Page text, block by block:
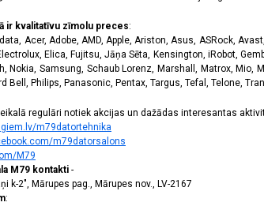
ir kvalitatīvu zīmolu preces:
Acer, Adobe, AMD, Apple, Ariston, Asus, ASRock,
Elica, Fujitsu, Jāņa Sēta, Kensington, iRobot,
Nokia, Samsung, Schaub Lorenz, Marshall, Matrox, Mio,
Bell, Philips, Panasonic, Pentax, Targus, Tefal, Telone,
regulāri notiek akcijas un dažādas interesantas
m79datortehnika
m79datorsalons
M79
M79 kontakti -
k-2", Mārupes pag., Mārupes nov., LV-2167
: